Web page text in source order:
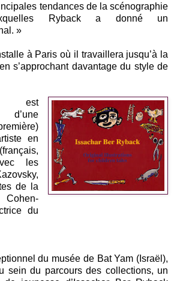
tendances de la scénographie
Ryback a donné un
»
à Paris où il travaillera jusqu’à la
s’approchant davantage du style de
est
en
les
de la
Cohen-
du
du musée de Bat Yam (Israël),
sein du parcours des collections, un